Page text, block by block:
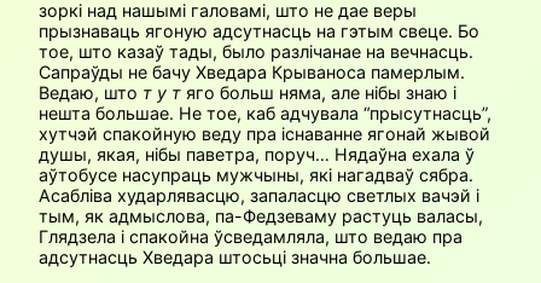
зоркі над нашымі галовамі, што не дае веры
прызнаваць ягоную адсутнасць на гэтым свеце. Бо
тое, што казаў тады, было разлічанае на вечнасць.
Сапраўды не бачу Хведара Крываноса памерлым.
Ведаю, што т у т яго больш няма, але нібы знаю і
нешта большае. Не тое, каб адчувала “прысутнасць”,
хутчэй спакойную веду пра існаванне ягонай жывой
душы, якая, нібы паветра, поруч… Нядаўна ехала ў
аўтобусе насупраць мужчыны, які нагадваў сябра.
Асабліва хударлявасцю, запаласцю светлых вачэй і
тым, як адмыслова, па-Федзеваму растуць валасы,
Глядзела і спакойна ўсведамляла, што ведаю пра
адсутнасць Хведара штосьці значна большае.